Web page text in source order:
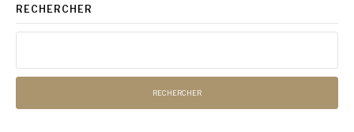
RECHERCHER